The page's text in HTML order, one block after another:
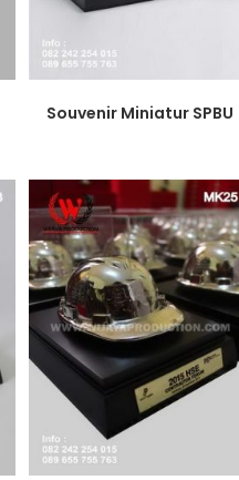
Souvenir Miniatur SPBU